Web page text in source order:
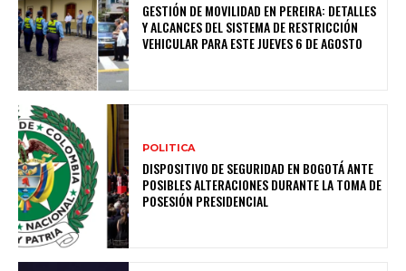
GESTIÓN DE MOVILIDAD EN PEREIRA: DETALLES
Y ALCANCES DEL SISTEMA DE RESTRICCIÓN
VEHICULAR PARA ESTE JUEVES 6 DE AGOSTO
POLITICA
DISPOSITIVO DE SEGURIDAD EN BOGOTÁ ANTE
POSIBLES ALTERACIONES DURANTE LA TOMA DE
POSESIÓN PRESIDENCIAL